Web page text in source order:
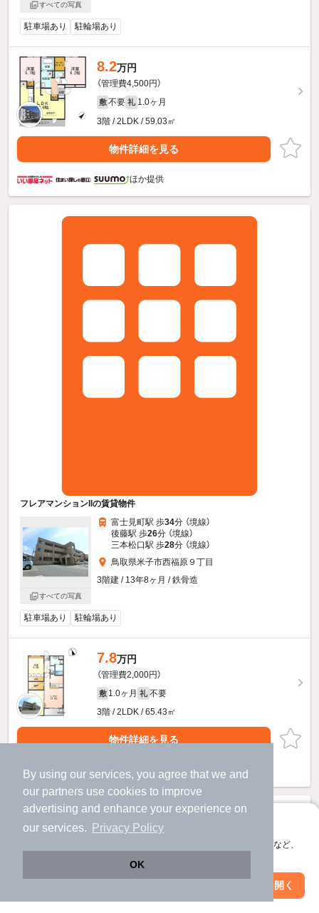
By using our services, you agree that we and
our partners use cookies to improve
advertising and enhance your experience on
our services.
Privacy Policy
OK
アプリに切り替えて、サクサクお部屋探し
会員登録なしですぐ使える。マップ検索やお気に入り保存など、
アプリを開く
すべての写真
駐車場あり 駐輪場あり
8.2万円
（管理費4,500円）
敷 不要 礼 1.0ヶ月
3階 / 2LDK / 59.03㎡
物件詳細を見る
ほか提供
フレアマンションIIの賃貸物件
すべての写真
富士見町駅 歩34分 （境線）
後藤駅 歩26分 （境線）
三本松口駅 歩28分 （境線）
鳥取県米子市西福原９丁目
3階建 / 13年8ヶ月 / 鉄骨造
駐車場あり 駐輪場あり
7.8万円
（管理費2,000円）
敷 1.0ヶ月 礼 不要
3階 / 2LDK / 65.43㎡
物件詳細を見る
ほか提供
絞り込み条件を変更